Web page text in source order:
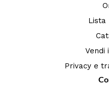
Lista
Vendi
Privacy e